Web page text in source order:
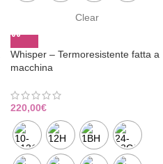
Clear
Whisper – Termoresistente fatta a
macchina
220,00€